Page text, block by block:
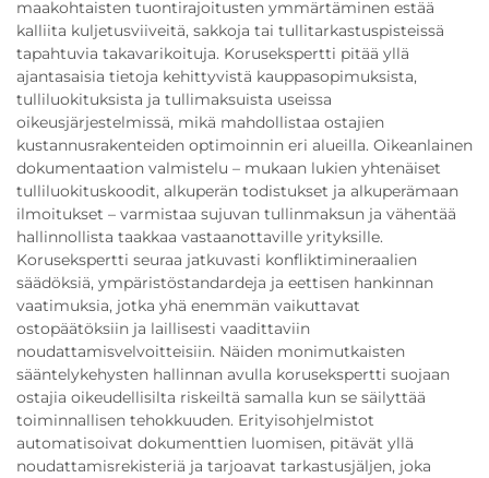
maakohtaisten tuontirajoitusten ymmärtäminen estää
kalliita kuljetusviiveitä, sakkoja tai tullitarkastuspisteissä
tapahtuvia takavarikoituja. Korusekspertti pitää yllä
ajantasaisia tietoja kehittyvistä kauppasopimuksista,
tulliluokituksista ja tullimaksuista useissa
oikeusjärjestelmissä, mikä mahdollistaa ostajien
kustannusrakenteiden optimoinnin eri alueilla. Oikeanlainen
dokumentaation valmistelu – mukaan lukien yhtenäiset
tulliluokituskoodit, alkuperän todistukset ja alkuperämaan
ilmoitukset – varmistaa sujuvan tullinmaksun ja vähentää
hallinnollista taakkaa vastaanottaville yrityksille.
Korusekspertti seuraa jatkuvasti konfliktimineraalien
säädöksiä, ympäristöstandardeja ja eettisen hankinnan
vaatimuksia, jotka yhä enemmän vaikuttavat
ostopäätöksiin ja laillisesti vaadittaviin
noudattamisvelvoitteisiin. Näiden monimutkaisten
sääntelykehysten hallinnan avulla korusekspertti suojaan
ostajia oikeudellisilta riskeiltä samalla kun se säilyttää
toiminnallisen tehokkuuden. Erityisohjelmistot
automatisoivat dokumenttien luomisen, pitävät yllä
noudattamisrekisteriä ja tarjoavat tarkastusjäljen, joka